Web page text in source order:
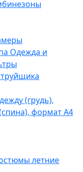
Одежда и
(грудь),
формат А4
летние